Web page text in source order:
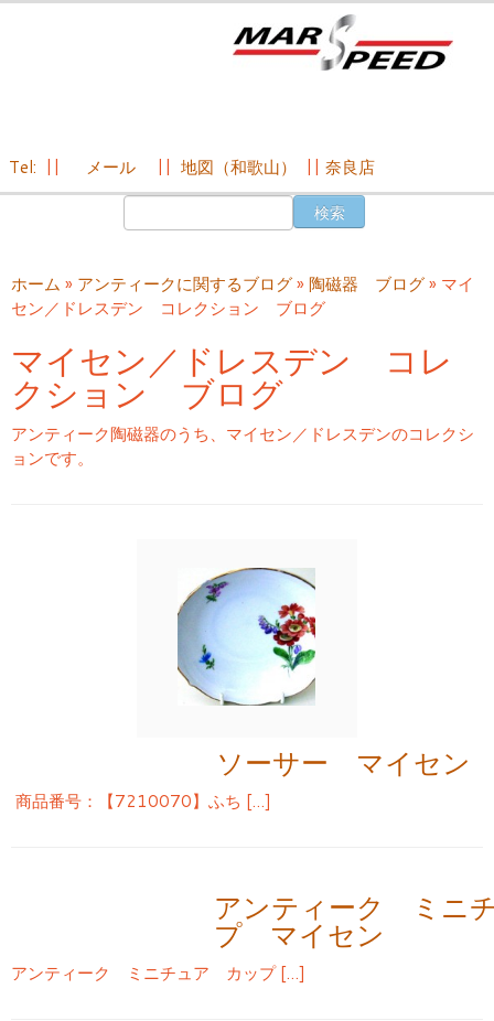
ン
ツ
ス
ッ
プ
Tel: メール 地図（和歌山） 奈良店
ホーム » アンティークに関するブログ» 陶磁器 ブログ» マイ
セン／ドレスデン コレクション ブログ
マイセン／ドレスデン コレ
クション ブログ
アンティーク陶磁器のうち、マイセン／ドレスデンのコレクシ
ョンです。
ソーサー マイセン
商品番号：【7210070】ふち […]
アンティーク ミニ
プ マイセン
アンティーク ミニチュア カップ […]